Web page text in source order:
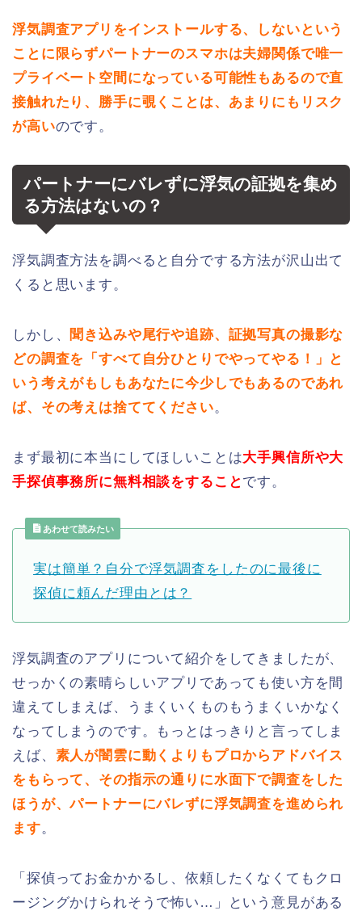
浮気調査アプリをインストールする、しないという
ことに限らずパートナーのスマホは夫婦関係で唯一
プライベート空間になっている可能性もあるので直
接触れたり、勝手に覗くことは、あまりにもリスク
が高いのです。
パートナーにバレずに浮気の証拠を集め
る方法はないの？
浮気調査方法を調べると自分でする方法が沢山出て
くると思います。
しかし、 聞き込みや尾行や追跡、証拠写真の撮影な
どの調査を「すべて自分ひとりでやってやる！」と
いう考えがもしもあなたに今少しでもあるのであれ
ば、その考えは捨ててください。
まず最初に本当にしてほしいことは大手興信所や大
手探偵事務所に無料相談をすることです。
あわせて読みたい
実は簡単？自分で浮気調査をしたのに最後に
探偵に頼んだ理由とは？
浮気調査のアプリについて紹介をしてきましたが、
せっかくの素晴らしいアプリであっても使い方を間
違えてしまえば、うまくいくものもうまくいかなく
なってしまうのです。もっとはっきりと言ってしま
えば、 素人が闇雲に動くよりもプロからアドバイス
をもらって、その指示の通りに水面下で調査をした
ほうが、パートナーにバレずに浮気調査を進められ
ます。
「探偵ってお金かかるし、依頼したくなくてもクロ
ージングかけられそうで怖い…」という意見がある